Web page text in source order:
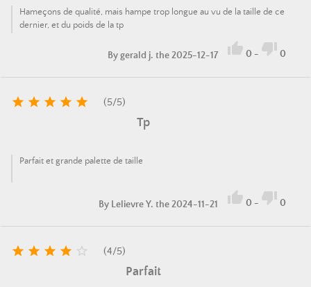
Hameçons de qualité, mais hampe trop longue au vu de la taille de ce
dernier, et du poids de la tp
Bygerald j. the 2025-12-17  0 -  0
     (5/5)
Tp
Parfait et grande palette de taille
By Lelievre Y. the 2024-11-21  0 -  0
     (4/5)
Parfait